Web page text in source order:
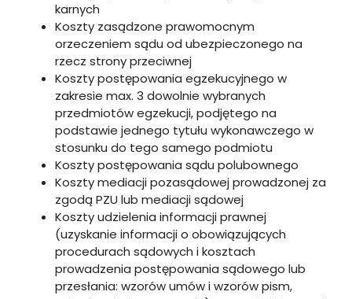
karnych
Koszty zasądzone prawomocnym
orzeczeniem sądu od ubezpieczonego na
rzecz strony przeciwnej
Koszty postępowania egzekucyjnego w
zakresie max. 3 dowolnie wybranych
przedmiotów egzekucji, podjętego na
podstawie jednego tytułu wykonawczego w
stosunku do tego samego podmiotu
Koszty postępowania sądu polubownego
Koszty mediacji pozasądowej prowadzonej za
zgodą PZU lub mediacji sądowej
Koszty udzielenia informacji prawnej
(uzyskanie informacji o obowiązujących
procedurach sądowych i kosztach
prowadzenia postępowania sądowego lub
przesłania: wzorów umów i wzorów pism,